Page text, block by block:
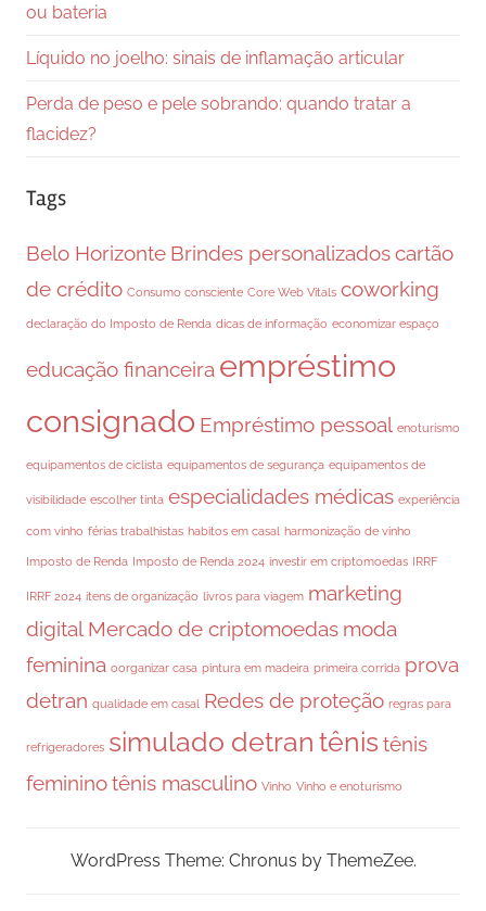
ou bateria
Líquido no joelho: sinais de inflamação articular
Perda de peso e pele sobrando: quando tratar a
flacidez?
Tags
Belo Horizonte Brindes personalizadoscartão
de crédito Consumo consciente Core Web Vitals coworking
declaração do Imposto de Renda dicas de informação economizar espaço
educação financeira empréstimo
consignado Empréstimo pessoal enoturismo
equipamentos de ciclista equipamentos de segurança equipamentos de
visibilidade escolher tinta especialidades médicas experiência
com vinho férias trabalhistas habitos em casal harmonização de vinho
Imposto de Renda Imposto de Renda 2024 investir em criptomoedas IRRF
IRRF 2024 itens de organização livros para viagem marketing
digital Mercado de criptomoedas moda
feminina oorganizar casa pintura em madeira primeira corrida prova
detran qualidade em casal Redes de proteção regras para
refrigeradores simulado detran tênis tênis
femininotênis masculino Vinho Vinho e enoturismo
WordPress Theme: Chronus by ThemeZee.